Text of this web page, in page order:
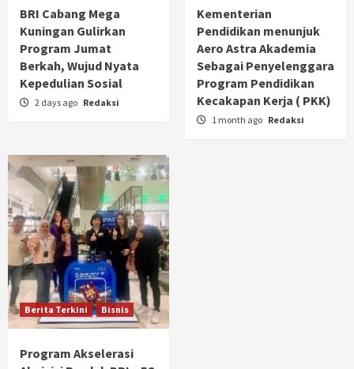
BRI Cabang Mega
Kuningan Gulirkan
Program Jumat
Berkah, Wujud Nyata
Kepedulian Sosial
2 days ago Redaksi
Kementerian
Pendidikan menunjuk
Aero Astra Akademia
Sebagai Penyelenggara
Program Pendidikan
Kecakapan Kerja ( PKK)
1 month ago Redaksi
Berita Terkini Bisnis
Program Akselerasi